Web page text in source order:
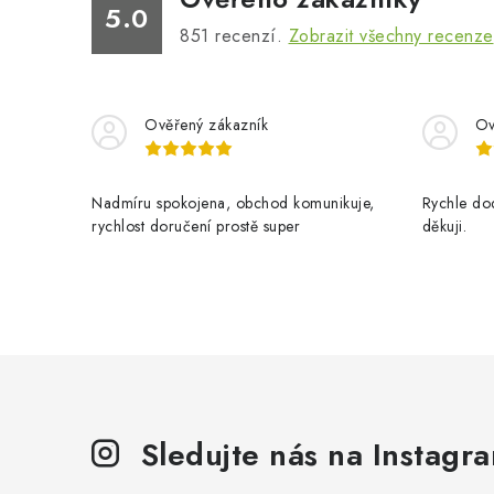
5.0 851 recenzí. Zobrazit všechny recenze
Ověřený zákazník
Nadmíru spokojena, obchod komunikuje,
rychlost doručení prostě super
Rychle
děkuji.
Sledujte nás na